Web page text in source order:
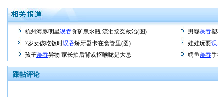
杭州海豚明星误吞食矿泉水瓶 流泪接受救治(图) 男婴误吞
7岁女孩吃饭时误吞矫牙器卡在食管里(图) 娃娃玩耍
孩子误吞异物 家长拍后背或抠喉咙是大忌 鳄鱼误吞
跟帖评论